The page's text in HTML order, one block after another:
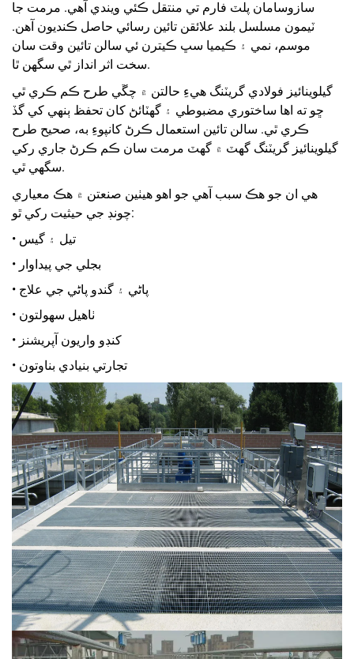
سازوسامان پلٽ فارم تي منتقل ڪئي ويندي آهي. مرمت جا
ٽيمون مسلسل بلند علائقن تائين رسائي حاصل ڪنديون آهن.
موسم، نمي ۽ ڪيميا سڀ ڪيترن ئي سالن تائين وقت سان
سخت اثر انداز ٿي سگهن ٿا.
گيلوينائيز فولادي گريٽنگ هيءِ حالتن ۾ چڱي طرح ڪم ڪري ٿي
ڇو ته اها ساختوري مضبوطي ۽ گهٽائڻ کان تحفظ ٻنهي کي گڏ
ڪري ٿي. سالن تائين استعمال ڪرڻ کانپوءِ به، صحيح طرح
گيلوينائيز گريٽنگ گهٽ ۾ گهٽ مرمت سان ڪم ڪرڻ جاري رکي
سگهي ٿي.
هي ان جو هڪ سبب آهي جو اهو هيٺين صنعتن ۾ هڪ معياري
چونڊ جي حيثيت رکي ٿو:
• تيل ۽ گيس
• بجلي جي پيداوار
• پاڻي ۽ گندو پاڻي جي علاج
• ٺاهيل سهولتون
• کنڊو واريون آپريشنز
• تجارتي بنيادي بناوتون